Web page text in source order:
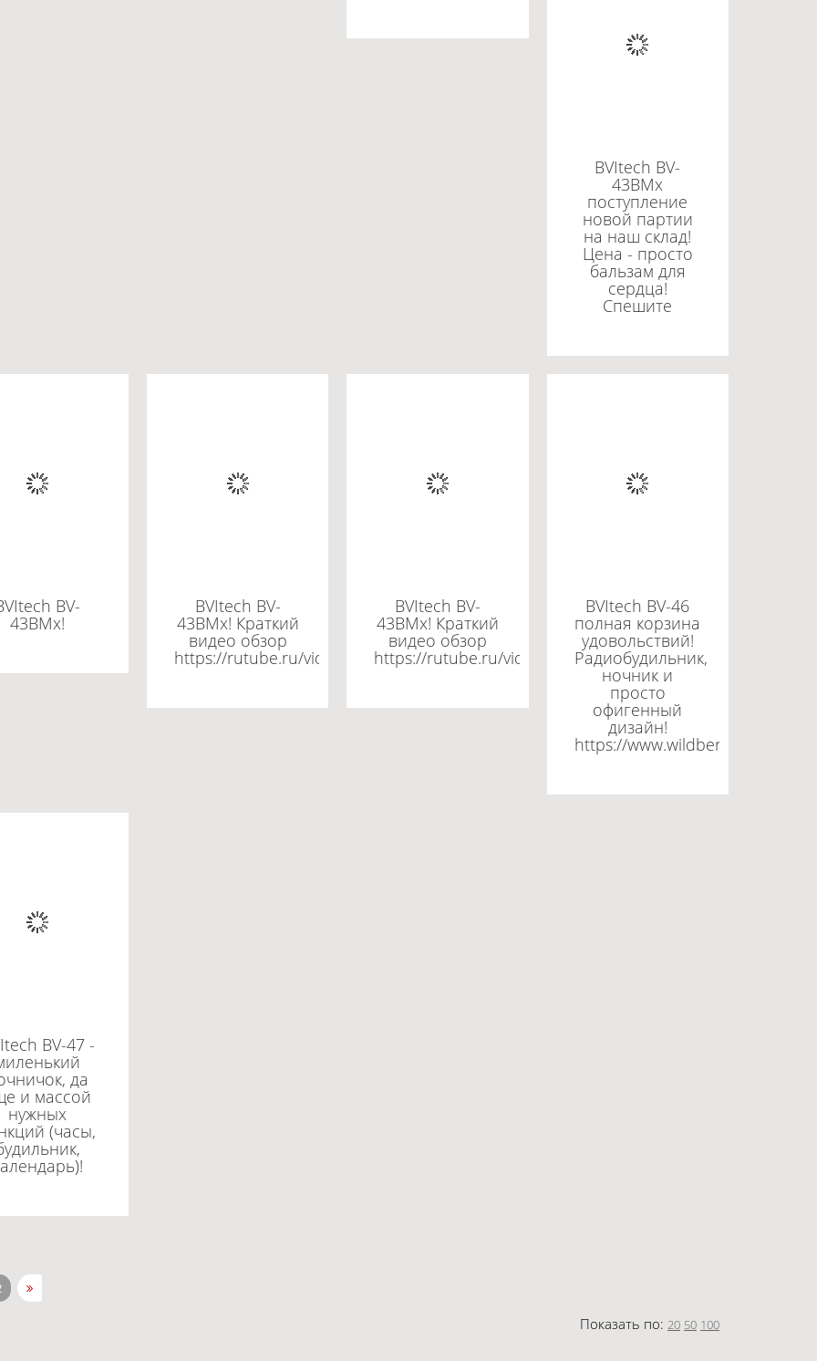
BVItech BV-
43BMx
поступление
новой партии
на наш склад!
Цена - просто
бальзам для
сердца!
Спешите
BV-
43BMx!
BVItech BV-
43BMx! Краткий
видео обзор
https://rutube.ru/video/edc63987476919a125acd9b157abc027/
BVItech BV-
43BMx! Краткий
видео обзор
https://rutube.ru/video/
BVItech BV-46
полная корзина
удовольствий!
Радиобудильник,
ночник и
просто
офигенный
дизайн!
https://www.wildberries.ru/
BV-47 -
да
и массой
нужных
(часы,
Показать по: 20 50 100